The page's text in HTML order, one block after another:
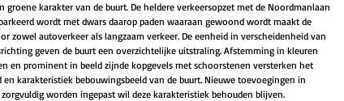
groene karakter van de buurt. De heldere verkeersopzet met de Noordmanlaan
wordt met dwars daarop paden waaraan gewoond wordt maakt de
zowel autoverkeer als langzaam verkeer. De eenheid in verscheidenheid van
geven de buurt een overzichtelijke uitstraling. Afstemming in kleuren
en prominent in beeld zijnde kopgevels met schoorstenen versterken het
en karakteristiek bebouwingsbeeld van de buurt. Nieuwe toevoegingen in
worden ingepast wil deze karakteristiek behouden blijven.